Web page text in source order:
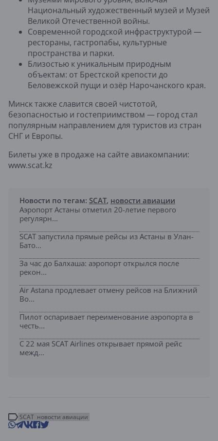
Национальный художественный музей и Музей
Великой Отечественной войны.
Современной городской инфраструктурой —
рестораны, гастропабы, культурные
пространства и парки.
Близостью к уникальным природным
объектам: от Брестской крепости до
Беловежской пущи и озёр Нарочанского края.
Минск также славится своей чистотой,
безопасностью и гостеприимством — город стал
популярным направлением для туристов из стран
СНГ и Европы.
Билеты уже в продаже на сайте авиакомпании:
www.scat.kz
Новости по тегам: SCAT, новости авиации
Аэропорт Астаны отметил 20-летие первого
регулярн...
SCAT запустила прямые рейсы из Астаны в Улан-
Бато...
За час до Балхаша: аэропорт открылся после
рекон...
Air Astana продлевает отмену рейсов на Ближний
Во...
Пилот оспаривает переименование аэропорта в
честь...
С 22 мая SCAT Airlines открывает прямой рейс
межд...
SCAT новости авиации